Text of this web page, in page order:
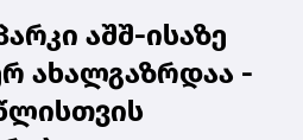
აშშ-ისაზე
ახალგაზრდაა -